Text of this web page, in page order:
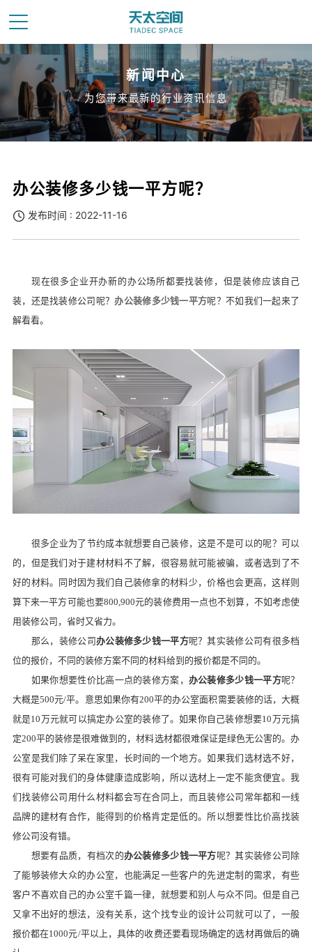
新闻中心
为您带来最新的行业资讯信息
办公装修多少钱一平方呢？
发布时间 : 2022-11-16
现在很多企业开办新的办公场所都要找装修，但是装修应该自己
装，还是找装修公司呢？办公装修多少钱一平方呢？不如我们一起来了
解看看。
很多企业为了节约成本就想要自己装修，这是不是可以的呢？可以
的，但是我们对于建材材料不了解，很容易就可能被骗，或者选到了不
好的材料。同时因为我们自己装修拿的材料少，价格也会更高，这样则
算下来一平方可能也要800,900元的装修费用一点也不划算，不如考虑使
用装修公司，省时又省力。
那么，装修公司办公装修多少钱一平方呢？其实装修公司有很多档
位的报价，不同的装修方案不同的材料给到的报价都是不同的。
如果你想要性价比高一点的装修方案， 办公装修多少钱一平方呢？
大概是500元/平。意思如果你有200平的办公室面积需要装修的话，大概
就是10万元就可以搞定办公室的装修了。如果你自己装修想要10万元搞
定200平的装修是很难做到的，材料选材都很难保证是绿色无公害的。办
公室是我们除了呆在家里，长时间的一个地方。如果我们选材选不好，
很有可能对我们的身体健康造成影响，所以选材上一定不能贪便宜。我
们找装修公司用什么材料都会写在合同上，而且装修公司常年都和一线
品牌的建材有合作，能得到的价格肯定是低的。所以想要性比价高找装
修公司没有错。
想要有品质，有档次的办公装修多少钱一平方呢？其实装修公司除
了能够装修大众的办公室，也能满足一些客户的先进定制的需求，有些
客户不喜欢自己的办公室千篇一律，就想要和别人与众不同。但是自己
又拿不出好的想法，没有关系，这个找专业的设计公司就可以了，一般
报价都在1000元/平以上，具体的收费还要看现场确定的选材再做后的确